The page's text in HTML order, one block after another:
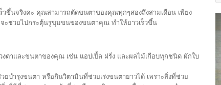
ขึ้นจริงคะ คุณสามารถตัดขนตาของคุณทุกๆสองถึงสามเดือน เพียง
ะช่วยไปกระตุ้นรูขุมขนของขนตาคุณ ทำให้ยาวเร็วขึ้น
ตาและขนตาของคุณ เช่น แอปเปิ้ล ฝรั่ง และผลไม้เกือบทุกชนิด ผักใบ
ำรุงขนตา หรือกินวิตามินที่ช่วยเร่งขนตายาวได้ เพราะสิ่งที่ช่วย